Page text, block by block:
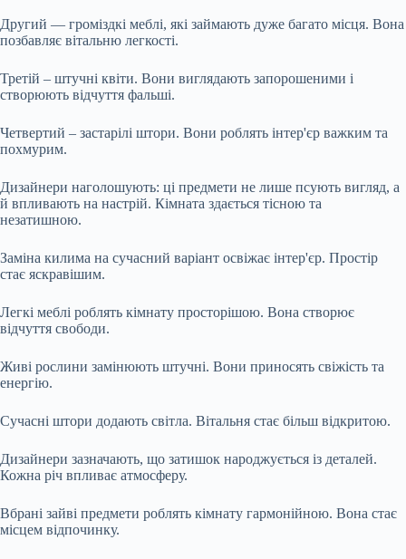
Другий — громіздкі меблі, які займають дуже багато місця. Вона
позбавляє вітальню легкості.
Третій – штучні квіти. Вони виглядають запорошеними і
створюють відчуття фальші.
Четвертий – застарілі штори. Вони роблять інтер'єр важким та
похмурим.
Дизайнери наголошують: ці предмети не лише псують вигляд, а
й впливають на настрій. Кімната здається тісною та
незатишною.
Заміна килима на сучасний варіант освіжає інтер'єр. Простір
стає яскравішим.
Легкі меблі роблять кімнату просторішою. Вона створює
відчуття свободи.
Живі рослини замінюють штучні. Вони приносять свіжість та
енергію.
Сучасні штори додають світла. Вітальня стає більш відкритою.
Дизайнери зазначають, що затишок народжується із деталей.
Кожна річ впливає атмосферу.
Вбрані зайві предмети роблять кімнату гармонійною. Вона стає
місцем відпочинку.